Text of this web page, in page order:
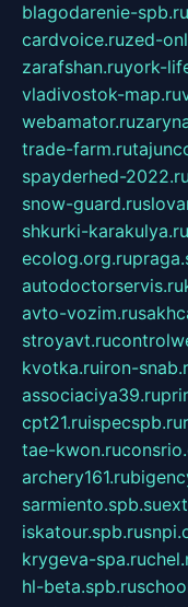
blagodarenie-spb.ru
cardvoice.ruzed-
zarafshan.ruyork-
vladivostok-map.ru
webamator.ru
trade-farm.ru
spayderhed-2022.ru
snow-guard.ru
shkurki-karakulya.ru
ecolog.org.ru
autodoctorservis.ru
avto-vozim.ru
stroyavt.ru
kvotka.ruiron-
associaciya39.ru
cpt21.ruispecspb.ru
tae-kwon.ru
archery161.ru
sarmiento.spb.su
iskatour.spb.ru
krygeva-spa.ru
hl-beta.spb.ru